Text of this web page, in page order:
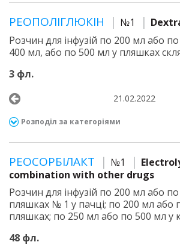
РЕОПОЛІГЛЮКІН №1
Розчин для інфузій по 200 мл або
400 мл, або по 500 мл у пляшках
3 фл.
21.02.2022
Розподіл за категоріями
РЕОСОРБІЛАКТ №1
combination with other drugs
Розчин для інфузій по 200 мл або
пляшках № 1 у пачці; по 200 мл або
пляшках; по 250 мл або по 500 мл у
48 фл.